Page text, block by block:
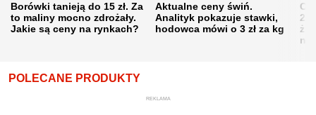
Borówki tanieją do 15 zł. Za
to maliny mocno zdrożały.
Jakie są ceny na rynkach?
Aktualne ceny świń.
Analityk pokazuje stawki,
hodowca mówi o 3 zł za kg
POLECANE PRODUKTY
REKLAMA